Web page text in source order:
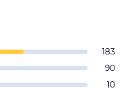
183
90
10